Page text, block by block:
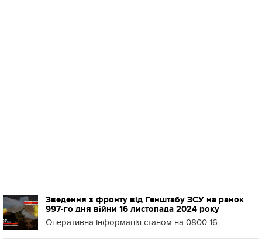
Зведення з фронту від Генштабу ЗСУ на ранок
997-го дня війни 16 листопада 2024 року
Оперативна інформація станом на 0800 16